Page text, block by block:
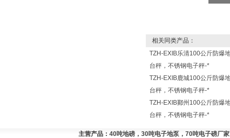
相关同类产品：
TZH-EXIB乐清100公斤防爆
台秤，不锈钢电子秤-*
TZH-EXIB鹿城100公斤防爆
台秤，不锈钢电子秤-*
TZH-EXIB鄞州100公斤防爆
台秤，不锈钢电子秤-*
主营产品： 40吨地磅，30吨电子地泵，70吨电子磅厂